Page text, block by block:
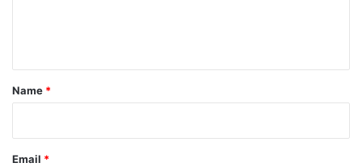
*
Name *
Email *